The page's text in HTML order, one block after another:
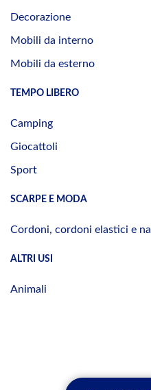
Decorazione
Mobili da interno
Mobili da esterno
TEMPO LIBERO
Camping
Giocattoli
Sport
SCARPE E MODA
Cordoni, cordoni elastici e
ALTRI USI
Animali